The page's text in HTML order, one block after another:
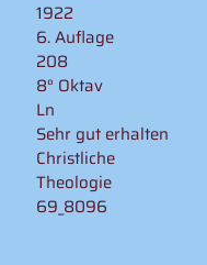
1922
6. Auflage
208
8° Oktav
Ln
Sehr gut erhalten
Christliche
Theologie
69_8096